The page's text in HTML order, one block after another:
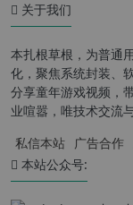
关于我们
本扎根草根，为普通
化，聚焦系统封装、
分享童年游戏视频，
业喧嚣，唯技术交流
私信本站 广告合作
本站公众号: